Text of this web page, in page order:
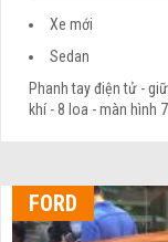
Xe mới
Sedan
Phanh tay điện tử -
khí - 8 loa - màn hình
FORD